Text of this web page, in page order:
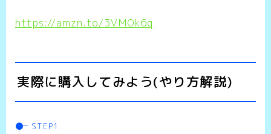
https://amzn.to/3VMOk6q
実際に購入してみよう(やり方解説)